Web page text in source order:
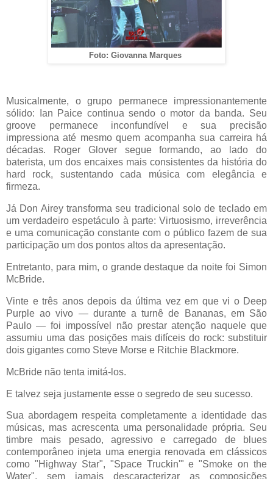
Foto: Giovanna Marques
Musicalmente, o grupo permanece impressionantemente
sólido: Ian Paice continua sendo o motor da banda. Seu
groove permanece inconfundível e sua precisão
impressiona até mesmo quem acompanha sua carreira há
décadas. Roger Glover segue formando, ao lado do
baterista, um dos encaixes mais consistentes da história do
hard rock, sustentando cada música com elegância e
firmeza.
Já Don Airey transforma seu tradicional solo de teclado em
um verdadeiro espetáculo à parte: Virtuosismo, irreverência
e uma comunicação constante com o público fazem de sua
participação um dos pontos altos da apresentação.
Entretanto, para mim, o grande destaque da noite foi Simon
McBride.
Vinte e três anos depois da última vez em que vi o Deep
Purple ao vivo — durante a turnê de Bananas, em São
Paulo — foi impossível não prestar atenção naquele que
assumiu uma das posições mais difíceis do rock: substituir
dois gigantes como Steve Morse e Ritchie Blackmore.
McBride não tenta imitá-los.
E talvez seja justamente esse o segredo de seu sucesso.
Sua abordagem respeita completamente a identidade das
músicas, mas acrescenta uma personalidade própria. Seu
timbre mais pesado, agressivo e carregado de blues
contemporâneo injeta uma energia renovada em clássicos
como "Highway Star", "Space Truckin'" e "Smoke on the
Water", sem jamais descaracterizar as composições